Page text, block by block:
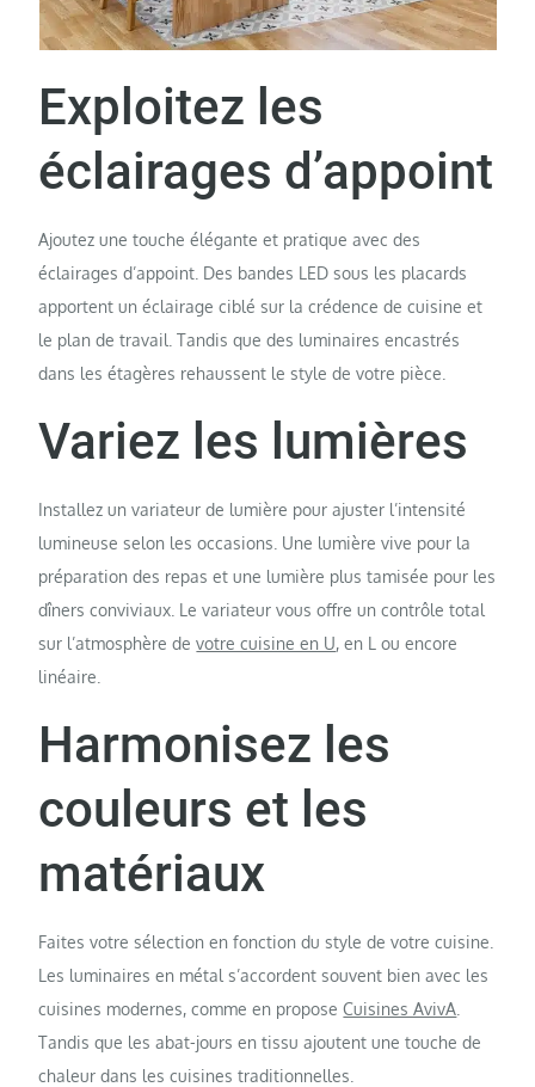
Exploitez les
éclairages d’appoint
Ajoutez une touche élégante et pratique avec des
éclairages d’appoint. Des bandes LED sous les placards
apportent un éclairage ciblé sur la crédence de cuisine et
le plan de travail. Tandis que des luminaires encastrés
dans les étagères rehaussent le style de votre pièce.
Variez les lumières
Installez un variateur de lumière pour ajuster l’intensité
lumineuse selon les occasions. Une lumière vive pour la
préparation des repas et une lumière plus tamisée pour les
dîners conviviaux. Le variateur vous offre un contrôle total
sur l’atmosphère devotre cuisine en U, en L ou encore
linéaire.
Harmonisez les
couleurs et les
matériaux
Faites votre sélection en fonction du style de votre cuisine.
Les luminaires en métal s’accordent souvent bien avec les
cuisines modernes, comme en proposeCuisines AvivA
Tandis que les abat-jours en tissu ajoutent une touche de
chaleur dans les cuisines traditionnelles.